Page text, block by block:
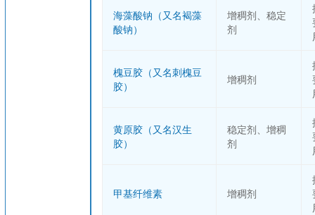
海藻酸钠（又名褐藻
酸钠）
增稠剂、稳定
剂
槐豆胶（又名刺槐豆
胶）
增稠剂
黄原胶（又名汉生
胶）
稳定剂、增稠
剂
甲基纤维素 增稠剂